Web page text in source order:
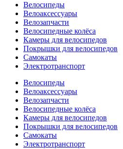
Велосипеды
Велоаксессуары
Велозапчасти
Велосипедные колёса
Камеры для велосипедов
Покрышки для велосипедов
Самокаты
Электротранспорт
Велосипеды
Велоаксессуары
Велозапчасти
Велосипедные колёса
Камеры для велосипедов
Покрышки для велосипедов
Самокаты
Электротранспорт